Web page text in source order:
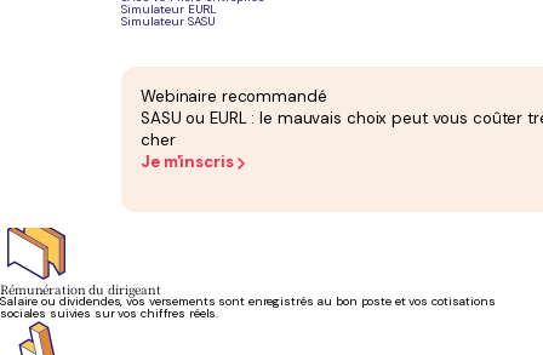
Simulateur EURL
Simulateur SASU
Webinaire recommandé
SASU ou EURL : le mauvais choix peut vous coûter
cher
Je m'inscris
L'exonération de vos formations est sécurisée. Les prestations annexes taxables sont
identifiées et déclarées au bon régime.
selon vos conditions d'éligibilité.
Rémunération du dirigeant
Salaire ou dividendes, vos versements sont enregistrés au bon poste et vos cotisations
sociales suivies sur vos chiffres réels.